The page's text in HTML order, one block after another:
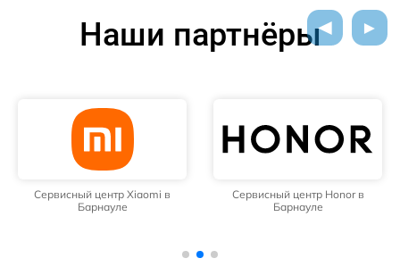
Наши партнёры
Сервисный центр Xiaomi в
Барнауле
Сервисный центр Honor в
Барнауле